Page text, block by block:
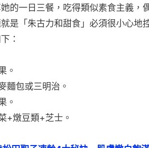
的一日三餐，吃得類似素食主義，
是「朱古力和甜食」必須很小心地
：
。
麵包或三明治。
。
+燉豆類+芝士。